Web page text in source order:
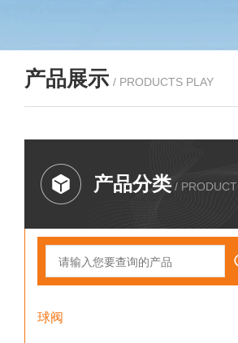
产品展示 / PRODUCTS PLAY
产品分类 / PRODUCT
球阀